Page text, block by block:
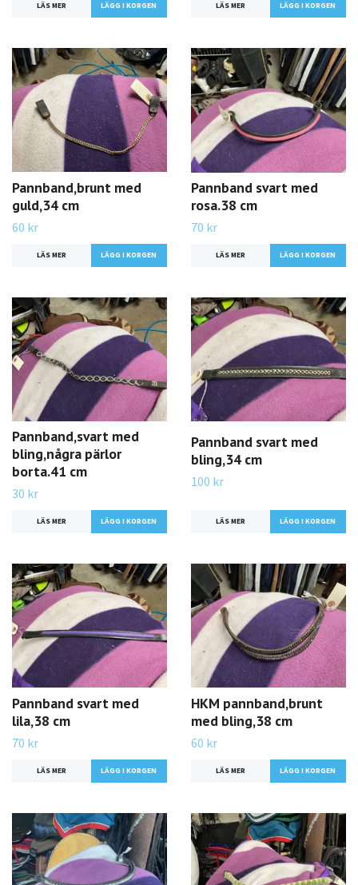
LÄS MER LÄS MER
Pannband,brunt med
guld,34 cm
60 kr
LÄS MER
Pannband svart med
rosa.38 cm
70 kr
LÄS MER
Pannband,svart med
bling,några pärlor
borta.41 cm
30 kr
LÄS MER
Pannband svart med
bling,34 cm
100 kr
LÄS MER
Pannband svart med
lila,38 cm
70 kr
LÄS MER
HKM pannband,brunt
med bling,38 cm
60 kr
LÄS MER